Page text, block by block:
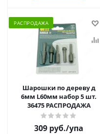
РАСПРОДАЖА
Шарошки по дереву д
6мм L60мм набор 5 шт.
36475 РАСПРОДАЖА
309 руб./упа